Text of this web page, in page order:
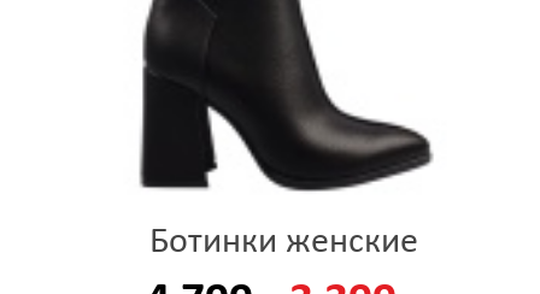
Ботинки женские